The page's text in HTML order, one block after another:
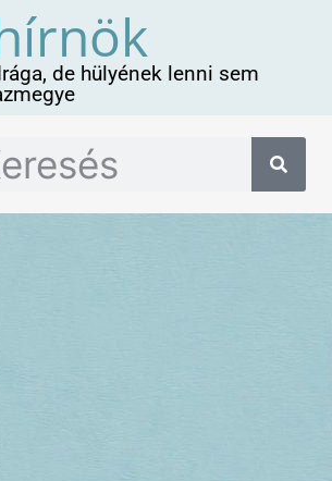
de hülyének lenni sem